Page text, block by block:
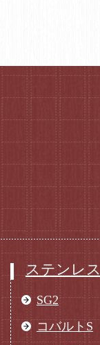
ステンレス
SG2
コバルトS